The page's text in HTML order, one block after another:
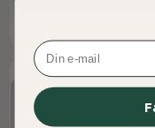
Email